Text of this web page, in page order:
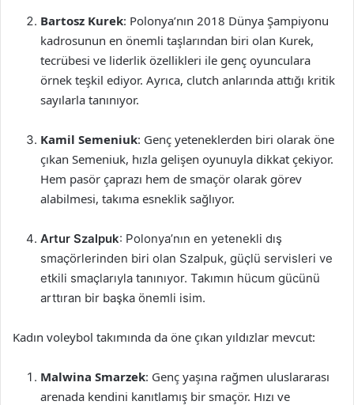
Bartosz Kurek: Polonya’nın 2018 Dünya Şampiyonu
kadrosunun en önemli taşlarından biri olan Kurek,
tecrübesi ve liderlik özellikleri ile genç oyunculara
örnek teşkil ediyor. Ayrıca, clutch anlarında attığı kritik
sayılarla tanınıyor.
Kamil Semeniuk: Genç yeteneklerden biri olarak öne
çıkan Semeniuk, hızla gelişen oyunuyla dikkat çekiyor.
Hem pasör çaprazı hem de smaçör olarak görev
alabilmesi, takıma esneklik sağlıyor.
Artur Szalpuk: Polonya’nın en yetenekli dış
smaçörlerinden biri olan Szalpuk, güçlü servisleri ve
etkili smaçlarıyla tanınıyor. Takımın hücum gücünü
arttıran bir başka önemli isim.
Kadın voleybol takımında da öne çıkan yıldızlar mevcut:
Malwina Smarzek: Genç yaşına rağmen uluslararası
arenada kendini kanıtlamış bir smaçör. Hızı ve